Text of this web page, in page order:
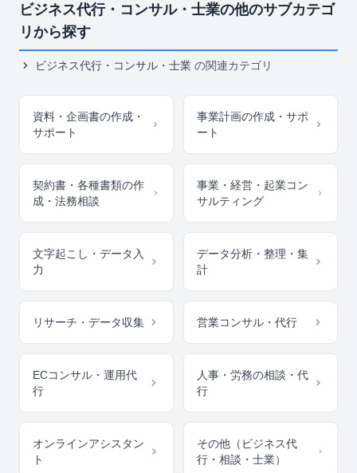
ビジネス代行・コンサル・士業の他のサブカテゴ
リから探す
ビジネス代行・コンサル・士業 の関連カテゴリ
資料・企画書の作成・
サポート
事業計画の作成・サポ
ート
契約書・各種書類の作
成・法務相談
事業・経営・起業コン
サルティング
文字起こし・データ入
力
データ分析・整理・集
計
リサーチ・データ収集 営業コンサル・代行
ECコンサル・運用代
行
人事・労務の相談・代
行
オンラインアシスタン
ト
その他（ビジネス代
行・相談・士業）